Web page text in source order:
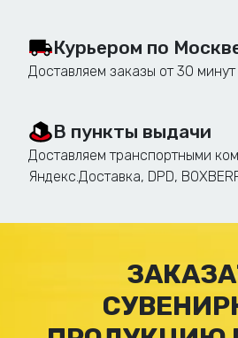
Корпоративные кубки:
Кубки для конкурсов и
Награды для победителей
конкретного человека
Курьером по
Доставляем заказы от 30 минут
В пункты выдачи
Доставляем транспортными
Яндекс.Доставка, DPD,